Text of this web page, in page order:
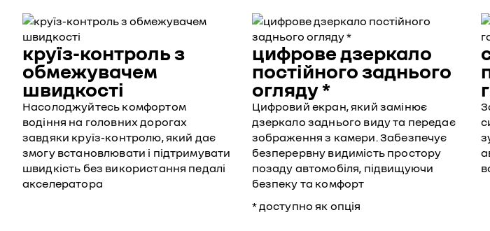
круїз-контроль з
обмежувачем
швидкості
Насолоджуйтесь комфортом
водіння на головних дорогах
завдяки круїз-контролю, який дає
змогу встановлювати і підтримувати
швидкість без використання педалі
акселератора
цифрове дзеркало
постійного заднього
огляду *
Цифровий екран, який замінює
дзеркало заднього виду та передає
зображення з камери. Забезпечує
безперервну видимість простору
позаду автомобіля, підвищуючи
безпеку та комфорт
* доступно як опція